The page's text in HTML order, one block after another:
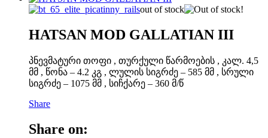
out of stock
HATSAN MOD GALLATIAN III
პნევმატური თოფი , თურქული წარმოების , კალ. 4,5
მმ , წონა – 4.2 კგ , ლულის სიგრძე – 585 მმ , სრული
სიგრძე – 1075 მმ , სიჩქარე – 360 მ/წ
Share
Share on: